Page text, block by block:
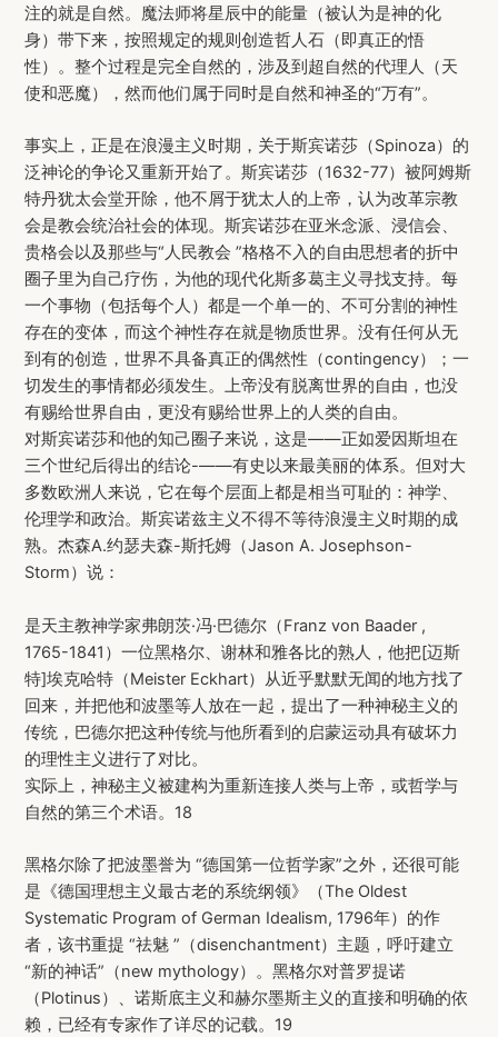
注的就是自然。魔法师将星辰中的能量（被认为是神的化
身）带下来，按照规定的规则创造哲人石（即真正的悟
性）。整个过程是完全自然的，涉及到超自然的代理人（天
使和恶魔），然而他们属于同时是自然和神圣的“万有”。
事实上，正是在浪漫主义时期，关于斯宾诺莎（Spinoza）的
泛神论的争论又重新开始了。斯宾诺莎（1632-77）被阿姆斯
特丹犹太会堂开除，他不屑于犹太人的上帝，认为改革宗教
会是教会统治社会的体现。斯宾诺莎在亚米念派、浸信会、
贵格会以及那些与“人民教会 ”格格不入的自由思想者的折中
圈子里为自己疗伤，为他的现代化斯多葛主义寻找支持。每
一个事物（包括每个人）都是一个单一的、不可分割的神性
存在的变体，而这个神性存在就是物质世界。没有任何从无
到有的创造，世界不具备真正的偶然性（contingency）；一
切发生的事情都必须发生。上帝没有脱离世界的自由，也没
有赐给世界自由，更没有赐给世界上的人类的自由。
对斯宾诺莎和他的知己圈子来说，这是——正如爱因斯坦在
三个世纪后得出的结论-——有史以来最美丽的体系。但对大
多数欧洲人来说，它在每个层面上都是相当可耻的：神学、
伦理学和政治。斯宾诺兹主义不得不等待浪漫主义时期的成
熟。杰森A.约瑟夫森-斯托姆（Jason A. Josephson-
Storm）说：
是天主教神学家弗朗茨·冯·巴德尔（Franz von Baader ,
1765-1841）一位黑格尔、谢林和雅各比的熟人，他把[迈斯
特]埃克哈特（Meister Eckhart）从近乎默默无闻的地方找了
回来，并把他和波墨等人放在一起，提出了一种神秘主义的
传统，巴德尔把这种传统与他所看到的启蒙运动具有破坏力
的理性主义进行了对比。
实际上，神秘主义被建构为重新连接人类与上帝，或哲学与
自然的第三个术语。18
黑格尔除了把波墨誉为 “德国第一位哲学家”之外，还很可能
是《德国理想主义最古老的系统纲领》（The Oldest
Systematic Program of German Idealism, 1796年）的作
者，该书重提 “祛魅 ”（disenchantment）主题，呼吁建立
“新的神话”（new mythology）。黑格尔对普罗提诺
（Plotinus）、诺斯底主义和赫尔墨斯主义的直接和明确的依
赖，已经有专家作了详尽的记载。19